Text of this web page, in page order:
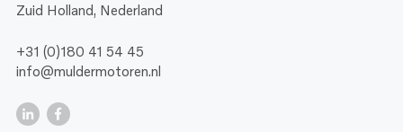
Zuid Holland, Nederland
+31 (0)180 41 54 45
info@muldermotoren.nl